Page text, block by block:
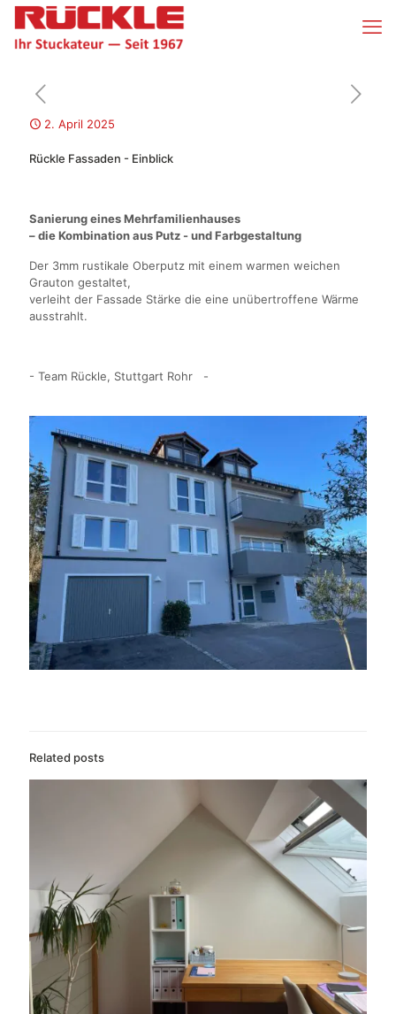
2. April 2025
Rückle Fassaden - Einblick
Sanierung eines Mehrfamilienhauses
– die Kombination aus Putz - und Farbgestaltung
Der 3mm rustikale Oberputz mit einem warmen weichen
Grauton gestaltet,
verleiht der Fassade Stärke die eine unübertroffene Wärme
ausstrahlt.
- Team Rückle, Stuttgart Rohr -
Related posts